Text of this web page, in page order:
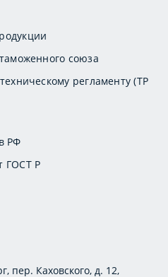
союза
регламенту (ТР
РФ
ГОСТ Р
пер. Каховского, д. 12,